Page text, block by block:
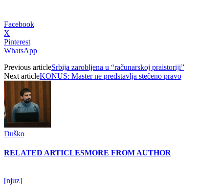
Facebook
X
Pinterest
WhatsApp
Previous articleSrbija zarobljena u “računarskoj praistoriji”
Next articleKONUS: Master ne predstavlja stečeno pravo
Duško
RELATED ARTICLESMORE FROM AUTHOR
[njuz]